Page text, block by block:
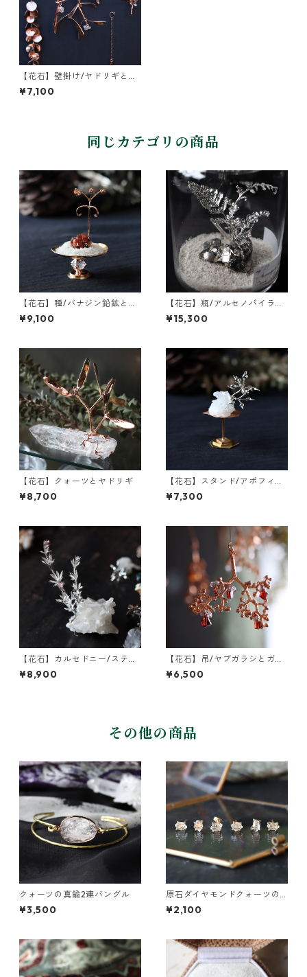
【花石】壁掛け/ヤドリギとク
ォーツ
¥7,100
同じカテゴリの商品
【花石】種/バナジン鉛鉱とフ
ウセンカズラ
¥9,100
【花石】瓶/アルセノパイライ
トとクォーツ
¥15,300
【花石】クォーツとヤドリギ
¥8,700
【花石】スタンド/アポフィラ
イトとユーカリ
¥7,300
【花石】カルセドニー/スティ
ルバイトとヤエムグラ
¥8,900
【花石】吊/ヤブガラシとガー
ネット
¥6,500
その他の商品
クォーツの真鍮2連バングル
¥3,500
原石ダイヤモンドクォーツの
プチピアス（一粒/片方）
¥2,100